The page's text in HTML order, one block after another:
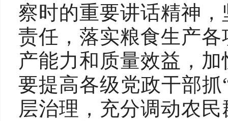
察时的重要讲话精神
责任，落实粮食生产
产能力和质量效益，
要提高各级党政干部
层治理，充分调动农